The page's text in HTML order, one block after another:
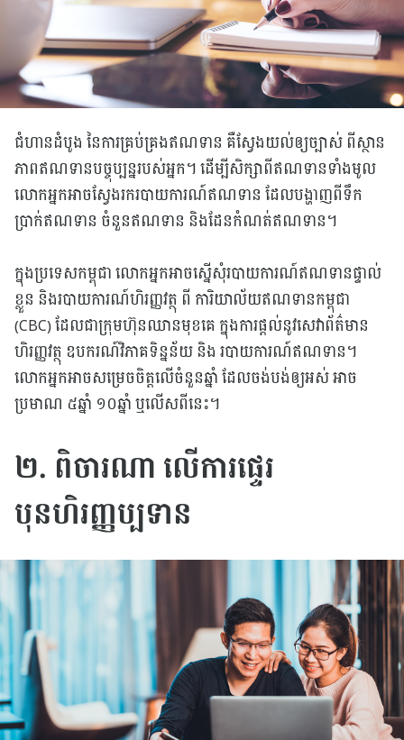
ជំហានដំបូង នៃការគ្រប់គ្រងឥណទាន គឺស្វែងយល់ឲ្យច្បាស់ ពីស្ថាន
ភាពឥណទានបច្ចុប្បន្នរបស់អ្នក។ ដើម្បីសិក្សាពីឥណទានទាំងមូល
លោកអ្នកអាចស្វែងរករបាយការណ៍ឥណទាន ដែលបង្ហាញពីទឹក
ប្រាក់ឥណទាន ចំនួនឥណទាន និងដែនកំណត់ឥណទាន។
ក្នុងប្រទេសកម្ពុជា លោកអ្នកអាចស្នើសុំរបាយការណ៍ឥណទានផ្ទាល់
ខ្លួន និងរបាយការណ៍ហិរញ្ញវត្ថុ ពី ការិយាល័យឥណទានកម្ពុជា
(CBC) ដែលជាក្រុមហ៊ុន​ឈានមុខគេ ​ក្នុង​ការផ្តល់នូវ​សេវា​ព័ត៌​​មាន​​
ហិរញ្ញវត្ថុ ឧបក​រណ៍​​​​វិភាគ​​ទិន្នន័យ និង របាយការណ៍​ឥណទាន។
លោកអ្នកអាចសម្រេចចិត្តលើចំនួនឆ្នាំ ដែលចង់បង់ឲ្យអស់ អាច
ប្រមាណ ៥ឆ្នាំ ១០ឆ្នាំ ឬលើសពីនេះ។
២. ពិចារណា លើការផ្ទេរ
បុនហិរញ្ញប្បទាន